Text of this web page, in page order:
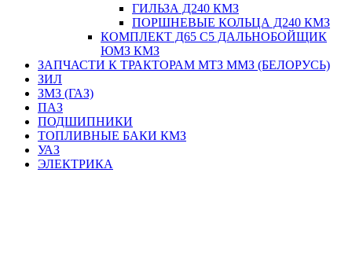
ГИЛЬЗА Д240 КМЗ
ПОРШНЕВЫЕ КОЛЬЦА Д240 КМЗ
КОМПЛЕКТ Д65 С5 ДАЛЬНОБОЙЩИК
ЮМЗ КМЗ
ЗАПЧАСТИ К ТРАКТОРАМ МТЗ ММЗ (БЕЛОРУСЬ)
ЗИЛ
ЗМЗ (ГАЗ)
ПАЗ
ПОДШИПНИКИ
ТОПЛИВНЫЕ БАКИ КМЗ
УАЗ
ЭЛЕКТРИКА